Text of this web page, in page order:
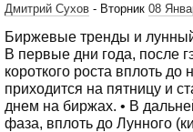
Дмитрий Сухов - Вторник 08
Биржевые тренды и
В первые дни года, после
короткого роста вплоть
приходится на пятницу и
днем на биржах. • В
фаза, вплоть до Лунного